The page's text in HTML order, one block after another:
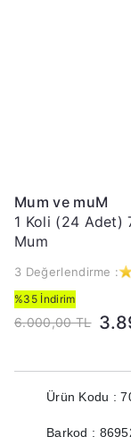
Mum ve muM
1 Koli (24 Adet)
Mum
3 Değerlendirme :
%35 İndirim
6.000,00 TL
Ürün Kodu :
Barkod :